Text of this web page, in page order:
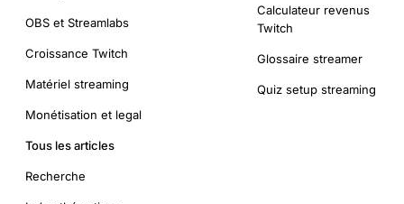
OBS et Streamlabs
Croissance Twitch
Matériel streaming
Monétisation et legal
Tous les articles
Recherche
Calculateur revenus
Twitch
Glossaire streamer
Quiz setup streaming